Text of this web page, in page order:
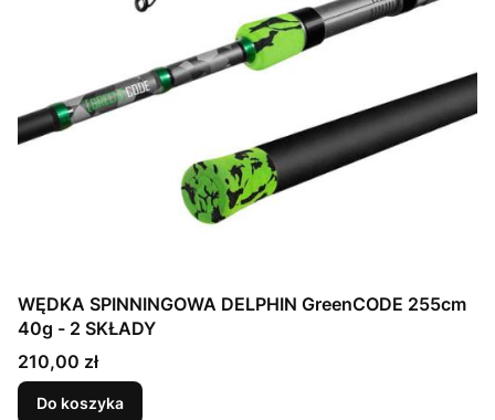
WĘDKA SPINNINGOWA DELPHIN GreenCODE 255cm
40g - 2 SKŁADY
Cena
210,00 zł
Do koszyka